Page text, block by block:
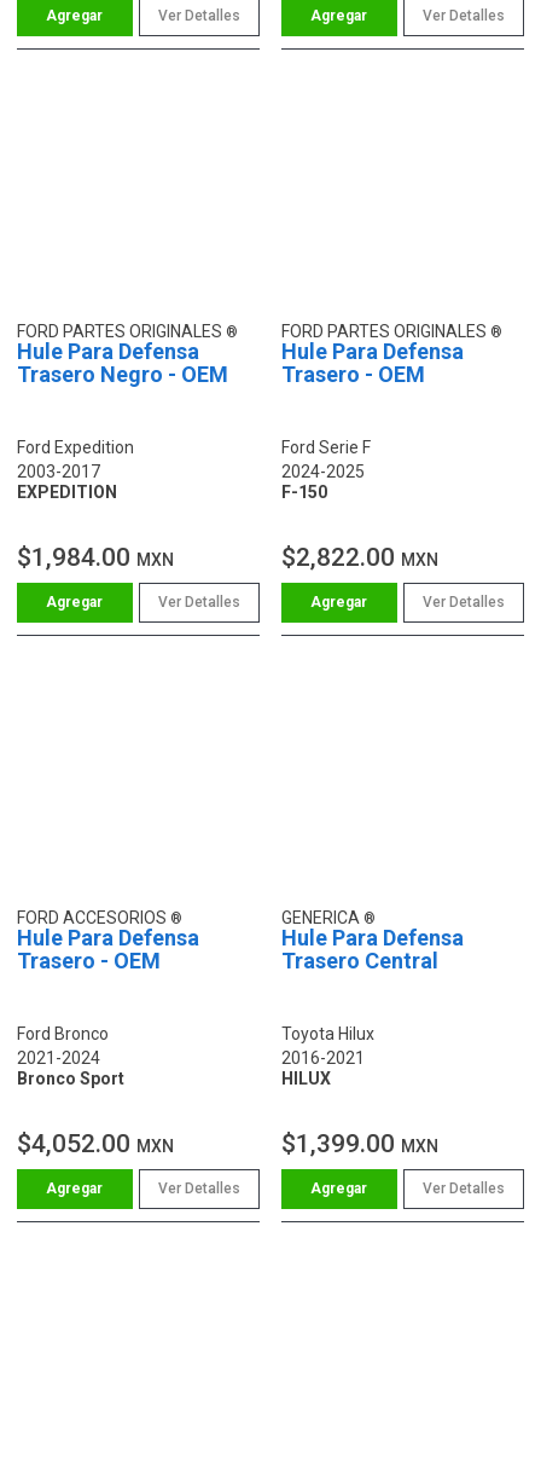
Ver Detalles Ver Detalles
FORD PARTES ORIGINALES
Hule Para Defensa
Trasero Negro - OEM
Ford Expedition
2003-2017
EXPEDITION
$1,984.00 MXN
Ver Detalles
FORD PARTES ORIGINALES
Hule Para Defensa
Trasero - OEM
Ford Serie F
2024-2025
F-150
$2,822.00 MXN
Ver Detalles
FORD ACCESORIOS
Hule Para Defensa
Trasero - OEM
Ford Bronco
2021-2024
Bronco Sport
$4,052.00 MXN
Ver Detalles
GENERICA
Hule Para Defensa
Trasero Central
Toyota Hilux
2016-2021
HILUX
$1,399.00 MXN
Ver Detalles